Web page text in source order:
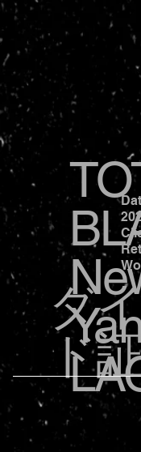
ダ
ド